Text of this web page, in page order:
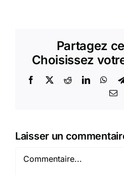
Partagez
Choisissez
Facebook
X RedditLinkedIn
Laisser un
Commentaire